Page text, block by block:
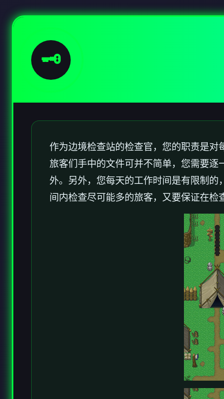
🗝️
作为边境检查站的检查官，您的职责是
旅客们手中的文件可并不简单，您需要
外。另外，您每天的工作时间是有限制
间内检查尽可能多的旅客，又要保证在检